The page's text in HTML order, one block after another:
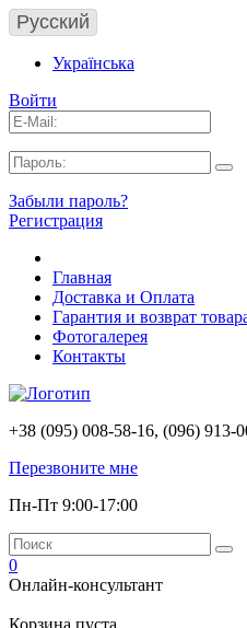
Русский
Українська
Войти
Забыли пароль?
Регистрация
Главная
Доставка и Оплата
Гарантия и возврат
Фотогалерея
Контакты
+38 (095) 008-58-16, (096) 913-
Перезвоните мне
Пн-Пт 9:00-17:00
0
Онлайн-консультант
Корзина пуста